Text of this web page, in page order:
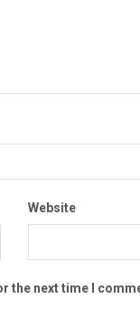
Website
the next time I